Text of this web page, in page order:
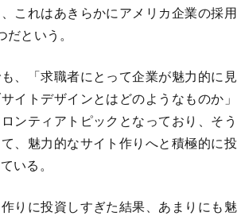
これはあきらかにアメリカ企業の採用
という。
、「求職者にとって企業が魅力的に見
イトデザインとはどのようなものか」
ンティアトピックとなっており、そう
、魅力的なサイト作りへと積極的に投
いる。
りに投資しすぎた結果、あまりにも魅